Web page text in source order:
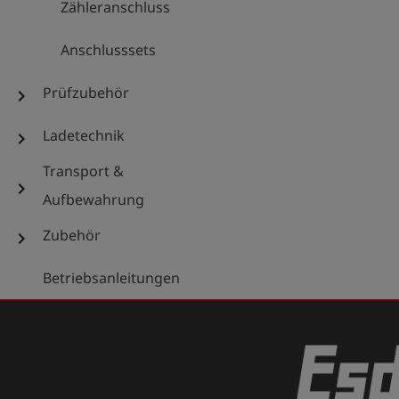
Zähleranschluss
Anschlusssets
chevron_right Prüfzubehör
chevron_right Ladetechnik
chevron_right
Transport &
Aufbewahrung
chevron_right Zubehör
Betriebsanleitungen